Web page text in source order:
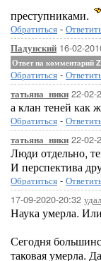
преступниками.
Обратиться -
Падунский 16-02-
Ответ на комментарий
Обратиться -
татьяна_ники 22-02-
а клан теней как
Обратиться -
татьяна_ники 22-02-
Люди отдельно,
И перспектива
Обратиться -
17-09-2020-20:32
Наука умерла.
Сегодня
таковая умерла.